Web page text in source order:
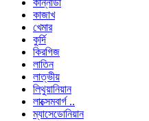
কান্নাডা
কাজাখ
খেমার
কুর্দি
কিরগিজ
লাতিন
লাত্ভীয়
লিথুয়ানিয়ান
লাক্সেমবার্গ ..
ম্যাসেডোনিয়ান